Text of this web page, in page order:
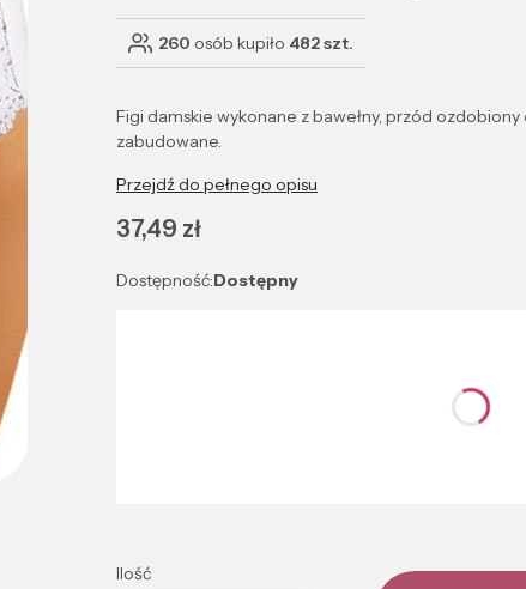
260 osób kupiło 482 szt.
Figi damskie wykonane z bawełny, przód
zabudowane.
Przejdź do pełnego opisu
Cena
37,49 zł
Dostępność:Dostępny
Ilość